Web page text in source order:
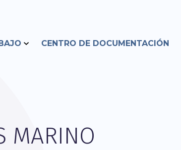
CENTRO DE DOCUMENTACIÓN
MARINO